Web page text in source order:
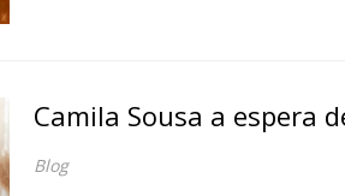
Camila Sousa a espera
Blog